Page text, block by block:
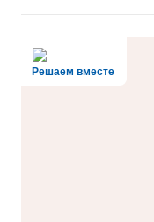
Решаем вместе